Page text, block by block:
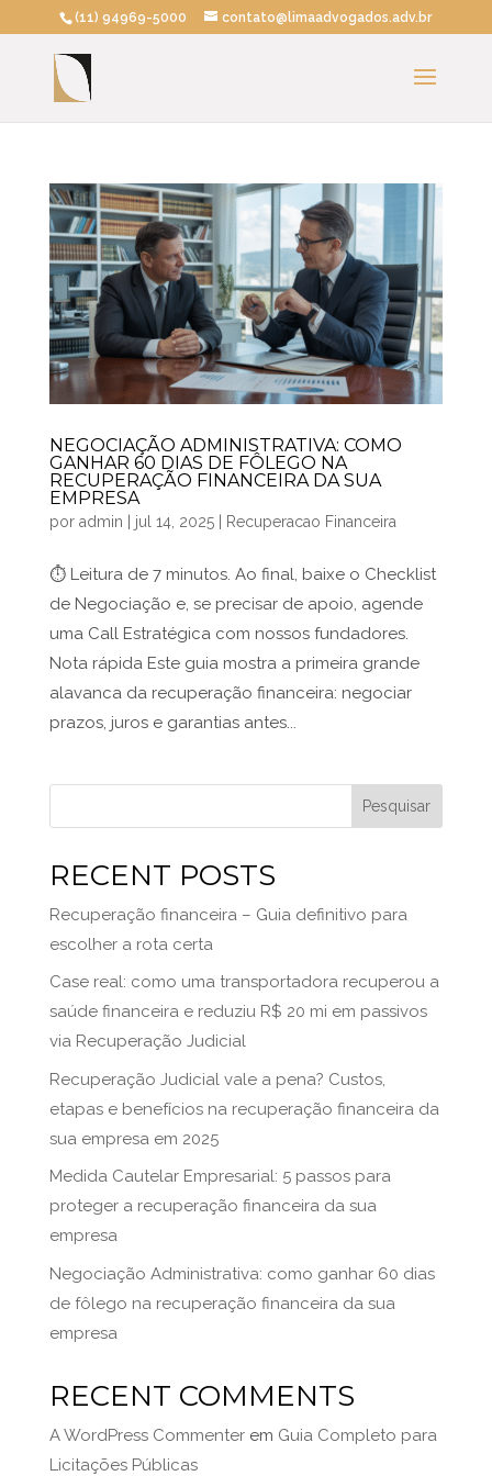
(11) 94969-5000 contato@limaadvogados.adv.br
NEGOCIAÇÃO ADMINISTRATIVA: COMO
GANHAR 60 DIAS DE FÔLEGO NA
RECUPERAÇÃO FINANCEIRA DA SUA
EMPRESA
por admin jul 14, 2025| Recuperacao Financeira
⏱️ Leitura de 7 minutos. Ao final, baixe o Checklist
de Negociação e, se precisar de apoio, agende
uma Call Estratégica com nossos fundadores.
Nota rápida Este guia mostra a primeira grande
alavanca da recuperação financeira: negociar
prazos, juros e garantias antes...
Pesquisar
RECENT POSTS
Recuperação financeira – Guia definitivo para
escolher a rota certa
Case real: como uma transportadora recuperou a
saúde financeira e reduziu R$ 20 mi em passivos
via Recuperação Judicial
Recuperação Judicial vale a pena? Custos,
etapas e benefícios na recuperação financeira da
sua empresa em 2025
Medida Cautelar Empresarial: 5 passos para
proteger a recuperação financeira da sua
empresa
Negociação Administrativa: como ganhar 60 dias
de fôlego na recuperação financeira da sua
empresa
RECENT COMMENTS
A WordPress Commenterem Guia Completo para
Licitações Públicas